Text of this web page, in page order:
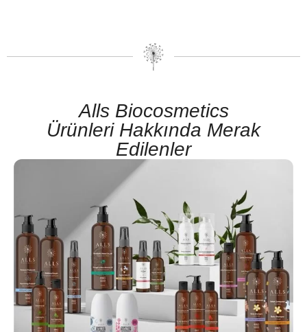
Alls Biocosmetics
Ürünleri Hakkında Merak
Edilenler